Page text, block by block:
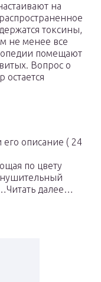
на
токсины,
не менее все
помещают
Вопрос о
остается
описание ( 24
по цвету
далее…